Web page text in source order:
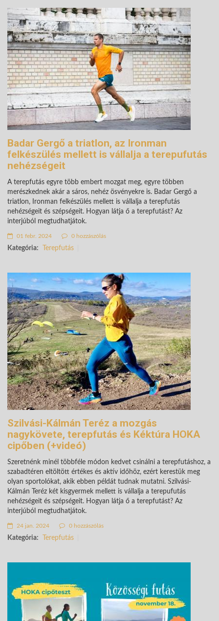
Badar Gergő a triatlon, az Ironman
felkészülés mellett is vállalja a terepufutás
nehézségeit
A terepfutás egyre több embert mozgat meg, egyre többen
merészkednek akár a sáros, nehéz ösvényekre is. Badar Gergő a
triatlon, Ironman felkészülés mellett is vállalja a terepfutás
nehézségeit és szépségeit. Hogyan látja ő a terepfutást? Az
interjúból megtudhatjátok.
01 febr. 2024 0 hozzászólás
Kategória: Terepfutás
Szilvási-Kálmán Teréz a mozgás
nagykövete, terepfutás és Kéktúra HOKA
cipőben (+videó)
Szeretnénk minél többféle módon kedvet csinálni a terepfutáshoz, a
szabadtéren eltöltött értékes és aktív időhöz, ezért kerestük meg
olyan sportolókat, akik ebben példát tudnak mutatni. Szilvási-
Kálmán Teréz két kisgyermek mellett is vállalja a terepufutás
nehézségeit és szépségeit. Hogyan látja ő a terepfutást? Az
interjúból megtudhatjátok.
24 jan. 2024 0 hozzászólás
Kategória: Terepfutás